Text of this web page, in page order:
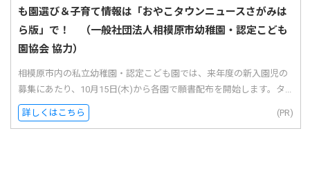
も園選び＆子育て情報は「おやこタウンニュースさがみは
ら版」で！ （一般社団法人相模原市幼稚園・認定こども
園協会 協力）
相模原市内の私立幼稚園・認定こども園では、来年度の新入園児の
募集にあたり、10月15日(木)から各園で願書配布を開始します。タ...
詳しくはこちら (PR)